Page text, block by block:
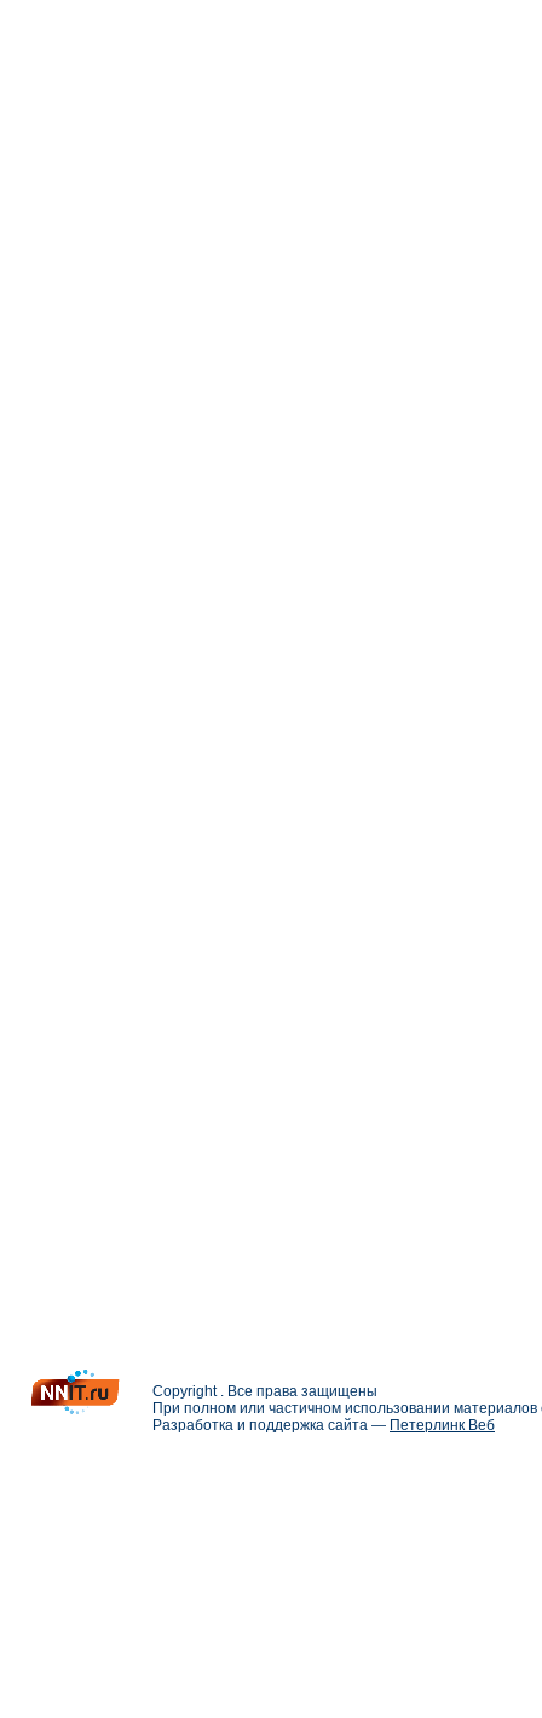
Copyright . Все права защищены
При полном или частичном использовании
Разработка и поддержка сайта — Петерлинк Веб